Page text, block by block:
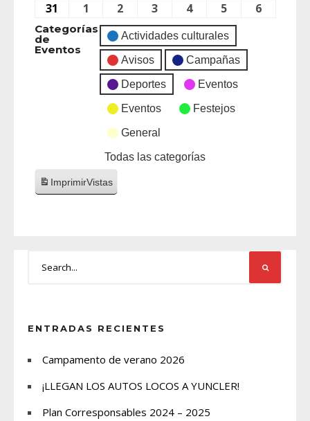
31
1 2 3 4 5 6
Categorías
de
Eventos
Actividades culturales
Avisos Campañas
Deportes Eventos
Eventos Festejos
General
Todas las categorías
ImprimirVistas
ENTRADAS RECIENTES
Campamento de verano 2026
¡LLEGAN LOS AUTOS LOCOS A YUNCLER!
Plan Corresponsables 2024 – 2025